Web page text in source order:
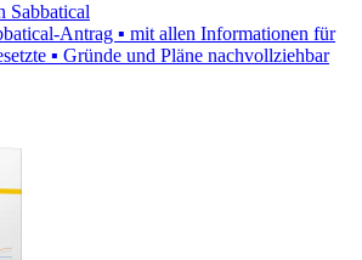
Sabbatical
Antrag ▪ mit allen Informationen für
▪ Gründe und Pläne nachvollziehbar